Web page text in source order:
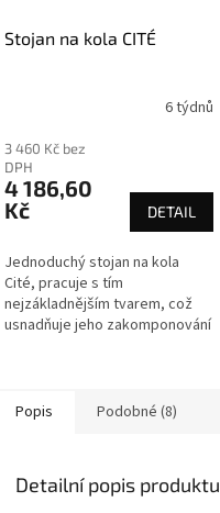
Stojan na kola CITÉ
6 týdnů
3 460 Kč bez
DPH
4 186,60
Kč
DETAIL
Jednoduchý stojan na kola
Cité, pracuje s tím
nejzákladnějším tvarem, což
usnadňuje jeho zakomponování
Popis Podobné (8)
Detailní popis produktu